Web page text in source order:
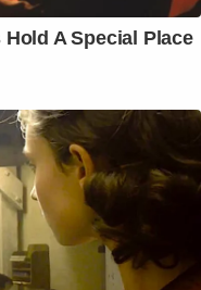
A Special Place